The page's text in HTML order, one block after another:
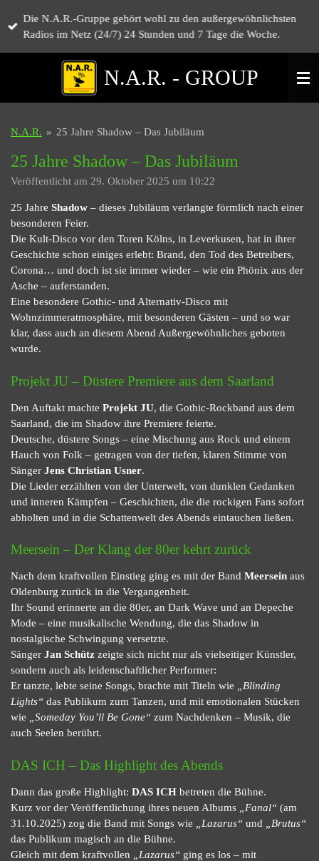
Zum
Hauptinhalt
N.A.R. - GROUP
Die N.A.R.-Gruppe gehört wohl zu den außergewöhnlichsten
Radios im Netz (24/7) 24 Stunden und 7 Tage die Woche.
N.A.R. » 25 Jahre Shadow – Das Jubiläum
25 Jahre Shadow – Das Jubiläum
Veröffentlicht am 29. Oktober 2025 um 10:22
25 Jahre Shadow – dieses Jubiläum verlangte förmlich nach einer
besonderen Feier.
Die Kult-Disco vor den Toren Kölns, in Leverkusen, hat in ihrer
Geschichte schon einiges erlebt: Brand, den Tod des Betreibers,
Corona… und doch ist sie immer wieder – wie ein Phönix aus der
Asche – auferstanden.
Eine besondere Gothic- und Alternativ-Disco mit
Wohnzimmeratmosphäre, mit besonderen Gästen – und so war
klar, dass auch an diesem Abend Außergewöhnliches geboten
wurde.
Projekt JU – Düstere Premiere aus dem Saarland
Den Auftakt machte Projekt JU, die Gothic-Rockband aus dem
Saarland, die im Shadow ihre Premiere feierte.
Deutsche, düstere Songs – eine Mischung aus Rock und einem
Hauch von Folk – getragen von der tiefen, klaren Stimme von
Sänger Jens Christian Usner.
Die Lieder erzählten von der Unterwelt, von dunklen Gedanken
und inneren Kämpfen – Geschichten, die die rockigen Fans sofort
abholten und in die Schattenwelt des Abends eintauchen ließen.
Meersein – Der Klang der 80er kehrt zurück
Nach dem kraftvollen Einstieg ging es mit der Band Meersein aus
Oldenburg zurück in die Vergangenheit.
Ihr Sound erinnerte an die 80er, an Dark Wave und an Depeche
Mode – eine musikalische Wendung, die das Shadow in
nostalgische Schwingung versetzte.
Sänger Jan Schütz zeigte sich nicht nur als vielseitiger Künstler,
sondern auch als leidenschaftlicher Performer:
Er tanzte, lebte seine Songs, brachte mit Titeln wie „Blinding
Lights“ das Publikum zum Tanzen, und mit emotionalen Stücken
wie „Someday You’ll Be Gone“ zum Nachdenken – Musik, die
auch Seelen berührt.
DAS ICH – Das Highlight des Abends
Dann das große Highlight: DAS ICH betreten die Bühne.
Kurz vor der Veröffentlichung ihres neuen Albums
„Fanal“ (am
31.10.2025) zog die Band mit Songs wie
„Lazarus“ und
„Brutus“
das Publikum magisch an die Bühne.
Gleich mit dem kraftvollen
„Lazarus“ ging es los – mit